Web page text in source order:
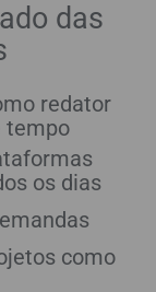
das
redator
tempo
os dias
como